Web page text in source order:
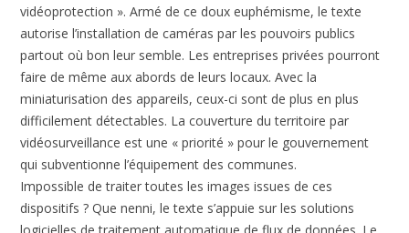
vidéoprotection ». Armé de ce doux euphémisme, le texte
autorise l’installation de caméras par les pouvoirs publics
partout où bon leur semble. Les entreprises privées pourront
faire de même aux abords de leurs locaux. Avec la
miniaturisation des appareils, ceux-ci sont de plus en plus
difficilement détectables. La couverture du territoire par
vidéosurveillance est une « priorité » pour le gouvernement
qui subventionne l’équipement des communes.
Impossible de traiter toutes les images issues de ces
dispositifs ? Que nenni, le texte s’appuie sur les solutions
logicielles de traitement automatique de flux de données. Le